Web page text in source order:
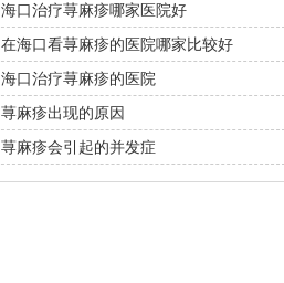
海口治疗荨麻疹哪家医院好
在海口看荨麻疹的医院哪家比较好
海口治疗荨麻疹的医院
荨麻疹出现的原因
荨麻疹会引起的并发症